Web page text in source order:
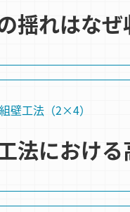
揺れはな
壁⼯法（2×4）
法におけ